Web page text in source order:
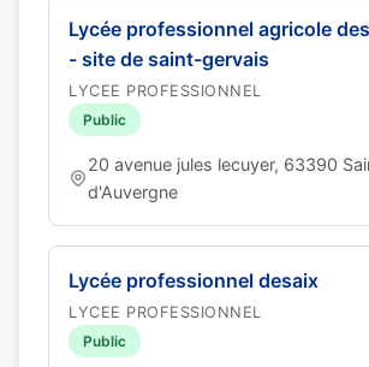
Lycée professionnel agricole
- site de saint-gervais
LYCEE PROFESSIONNEL
Public
20 avenue jules lecuyer, 63390
d'Auvergne
Lycée professionnel desaix
LYCEE PROFESSIONNEL
Public